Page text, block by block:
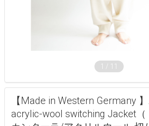
1 / 11
【Made in Western Germany
acrylic-wool switching Jacket（